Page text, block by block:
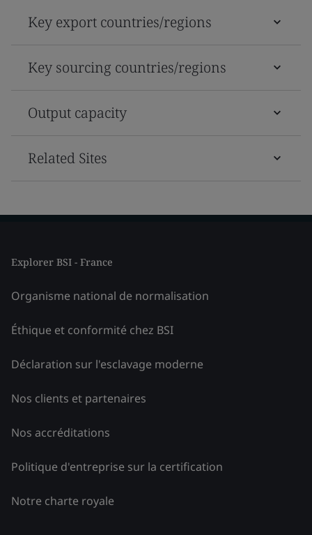
Key export countries/regions
Key sourcing countries/regions
Output capacity
Related Sites
Explorer BSI - France
Organisme national de normalisation
Éthique et conformité chez BSI
Déclaration sur l'esclavage moderne
Nos clients et partenaires
Nos accréditations
Politique d'entreprise sur la certification
Notre charte royale